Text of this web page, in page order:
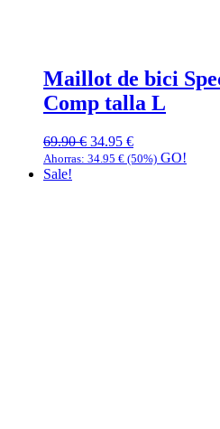
Maillot de bici
Comp talla L
69.90€ 34.95 €
Ahorras: 34.95 € (50%) GO!
Sale!